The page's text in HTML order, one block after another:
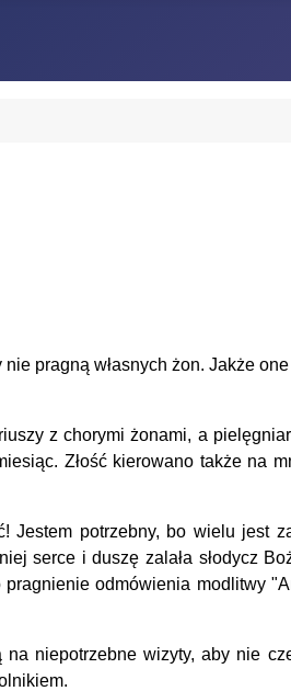
pragną własnych żon. Jakże
z chorymi żonami, a
Złość kierowano także na
potrzebny, bo wielu jest
serce i duszę zalała słodycz
pragnienie odmówienia modlitwy
niepotrzebne wizyty, aby nie